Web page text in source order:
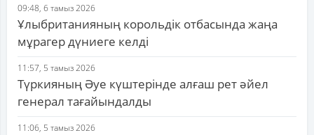
09:48, 6 тамыз 2026
Ұлыбританияның корольдік отбасында жаңа
мұрагер дүниеге келді
11:57, 5 тамыз 2026
Түркияның Әуе күштерінде алғаш рет әйел
генерал тағайындалды
11:06, 5 тамыз 2026